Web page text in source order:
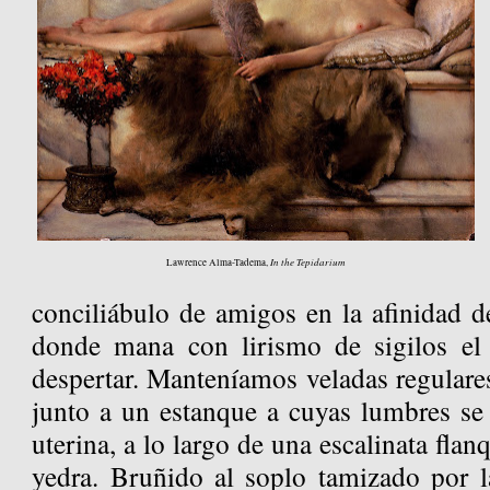
Lawrence Alma-Tadema,In the Tepidarium
conciliábulo de amigos en la afinidad
donde mana con lirismo de sigilos
despertar. Manteníamos veladas
junto a un estanque a cuyas lumbres
uterina, a lo largo de una escalinata
yedra. Bruñido al soplo tamizado por